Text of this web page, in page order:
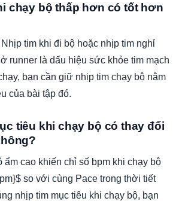
chạy bộ thấp hơn có tốt hơn
tim khi đi bộ hoặc nhịp tim nghỉ
runner là dấu hiệu sức khỏe tim mạch
bạn cần giữ nhịp tim chạy bộ nằm
của bài tập đó.
tiêu khi chạy bộ có thay đổi
ẩm cao khiến chỉ số bpm khi chạy bộ
so với cùng Pace trong thời tiết
nhịp tim mục tiêu khi chạy bộ, bạn